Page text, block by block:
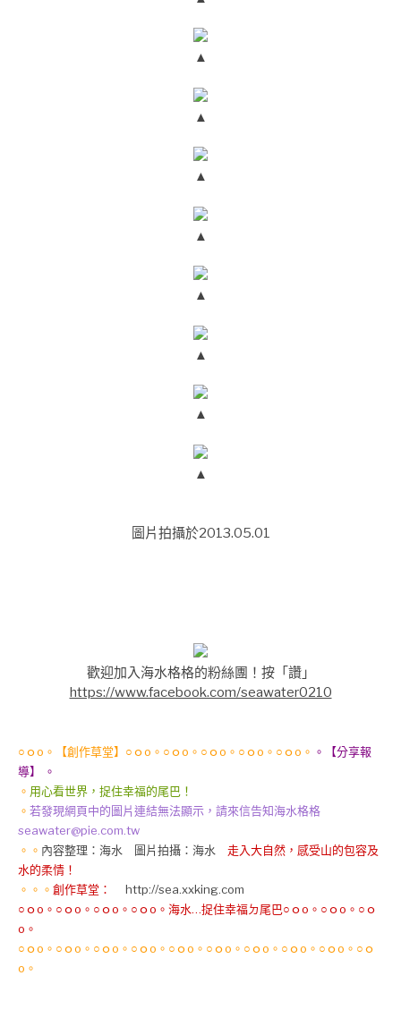
▲
▲
▲
▲
▲
▲
▲
▲
圖片拍攝於2013.05.01
歡迎加入海水格格的粉絲團！按「讚」
https://www.facebook.com/seawater0210
○ｏo。【創作草堂】○ｏo。○ｏo。○ｏo。○ｏo。○ｏo。 。【分享報
導】 。
。 用心看世界，捉住幸福的尾巴！
。 若發現網頁中的圖片連結無法顯示，請來信告知海水格格
seawater@pie.com.tw
。。 內容整理：海水 圖片拍攝：海水 走入大自然，感受山的包容及
水的柔情！
。。。 創作草堂：
http://sea.xxking.com
○ｏo。○ｏo。○ｏo。○ｏo。海水…捉住幸福ㄉ尾巴○ｏo。○ｏo。○ｏ
o。
○ｏo。○ｏo。○ｏo。○ｏo。○ｏo。○ｏo。○ｏo。○ｏo。○ｏo。○ｏ
o。